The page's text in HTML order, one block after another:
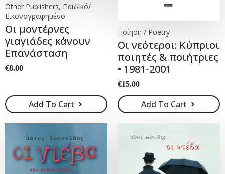
Other Publishers, Παιδικό/
Εικονογραφημένο
Οι μοντέρνες
γιαγιάδες κάνουν
Επανάσταση
€8.00
Add To Cart
Ποίηση / Poetry
Οι νεότεροι: Κύπριοι
ποιητές & ποιήτριες
• 1981-2001
€15.00
Add To Cart